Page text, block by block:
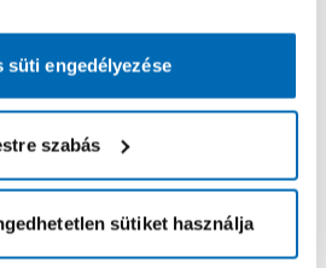
süti engedélyezése
szabás
sütiket használja